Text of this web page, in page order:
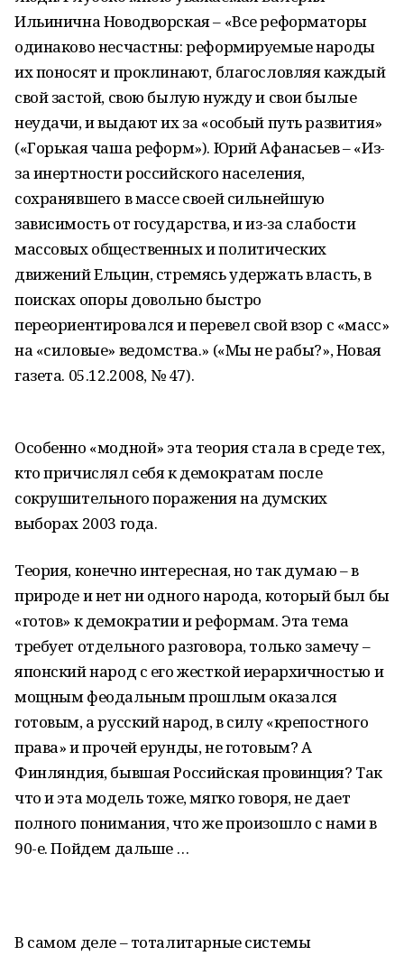
Ильинична Новодворская – «Все реформаторы
одинаково несчастны: реформируемые народы
их поносят и проклинают, благословляя каждый
свой застой, свою былую нужду и свои былые
неудачи, и выдают их за «особый путь развития»
(«Горькая чаша реформ»). Юрий Афанасьев – «Из-
за инертности российского населения,
сохранявшего в массе своей сильнейшую
зависимость от государства, и из-за слабости
массовых общественных и политических
движений Ельцин, стремясь удержать власть, в
поисках опоры довольно быстро
переориентировался и перевел свой взор с «масс»
на «силовые» ведомства.» («Мы не рабы?», Новая
газета. 05.12.2008, № 47).
Особенно «модной» эта теория стала в среде тех,
кто причислял себя к демократам после
сокрушительного поражения на думских
выборах 2003 года.
Теория, конечно интересная, но так думаю – в
природе и нет ни одного народа, который был бы
«готов» к демократии и реформам. Эта тема
требует отдельного разговора, только замечу –
японский народ с его жесткой иерархичностью и
мощным феодальным прошлым оказался
готовым, а русский народ, в силу «крепостного
права» и прочей ерунды, не готовым? А
Финляндия, бывшая Российская провинция? Так
что и эта модель тоже, мягко говоря, не дает
полного понимания, что же произошло с нами в
90-е. Пойдем дальше …
В самом деле – тоталитарные системы